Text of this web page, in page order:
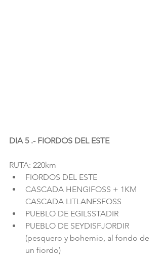
DIA 5 .- FIORDOS DEL ESTE
RUTA: 220km
FIORDOS DEL ESTE
CASCADA HENGIFOSS + 1KM
CASCADA LITLANESFOSS
PUEBLO DE EGILSSTADIR
PUEBLO DE SEYDISFJORDIR
(pesquero y bohemio, al fondo de
un fiordo)